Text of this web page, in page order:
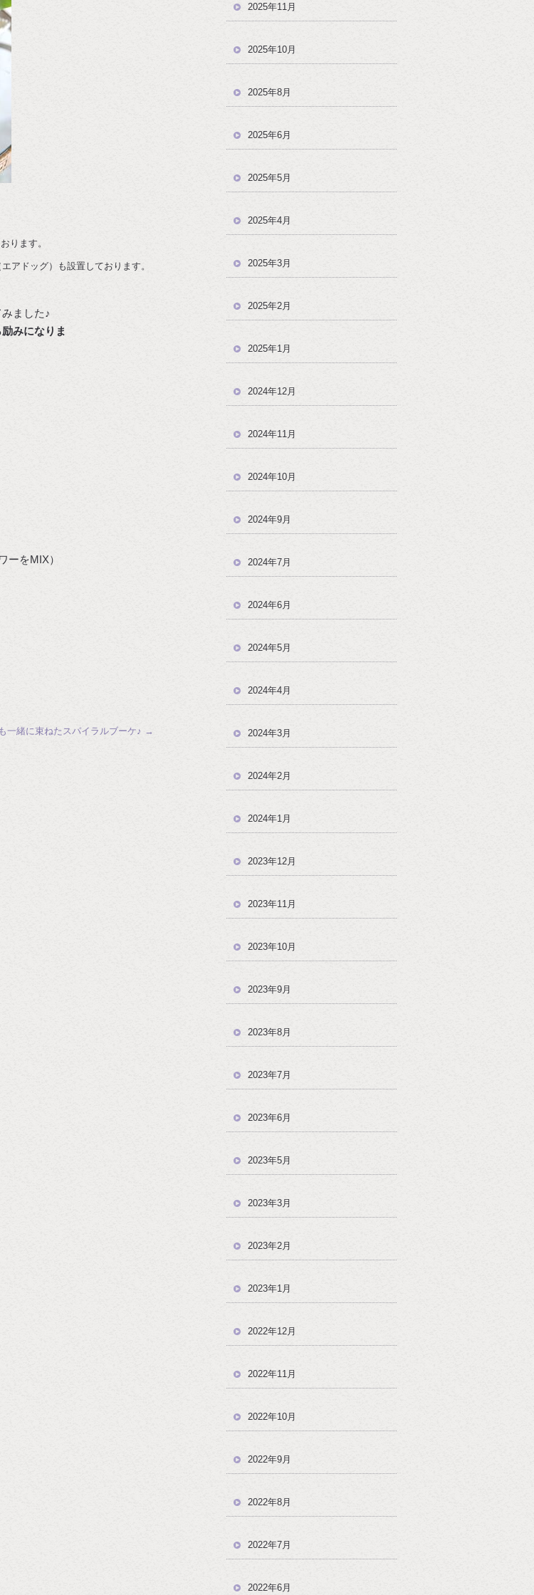
ります。
アドッグ）も設置しております。
ました♪
みになりま
ーをMIX）
一緒に束ねたスパイラルブーケ♪ →
2025年11月
2025年10月
2025年8月
2025年6月
2025年5月
2025年4月
2025年3月
2025年2月
2025年1月
2024年12月
2024年11月
2024年10月
2024年9月
2024年7月
2024年6月
2024年5月
2024年4月
2024年3月
2024年2月
2024年1月
2023年12月
2023年11月
2023年10月
2023年9月
2023年8月
2023年7月
2023年6月
2023年5月
2023年3月
2023年2月
2023年1月
2022年12月
2022年11月
2022年10月
2022年9月
2022年8月
2022年7月
2022年6月